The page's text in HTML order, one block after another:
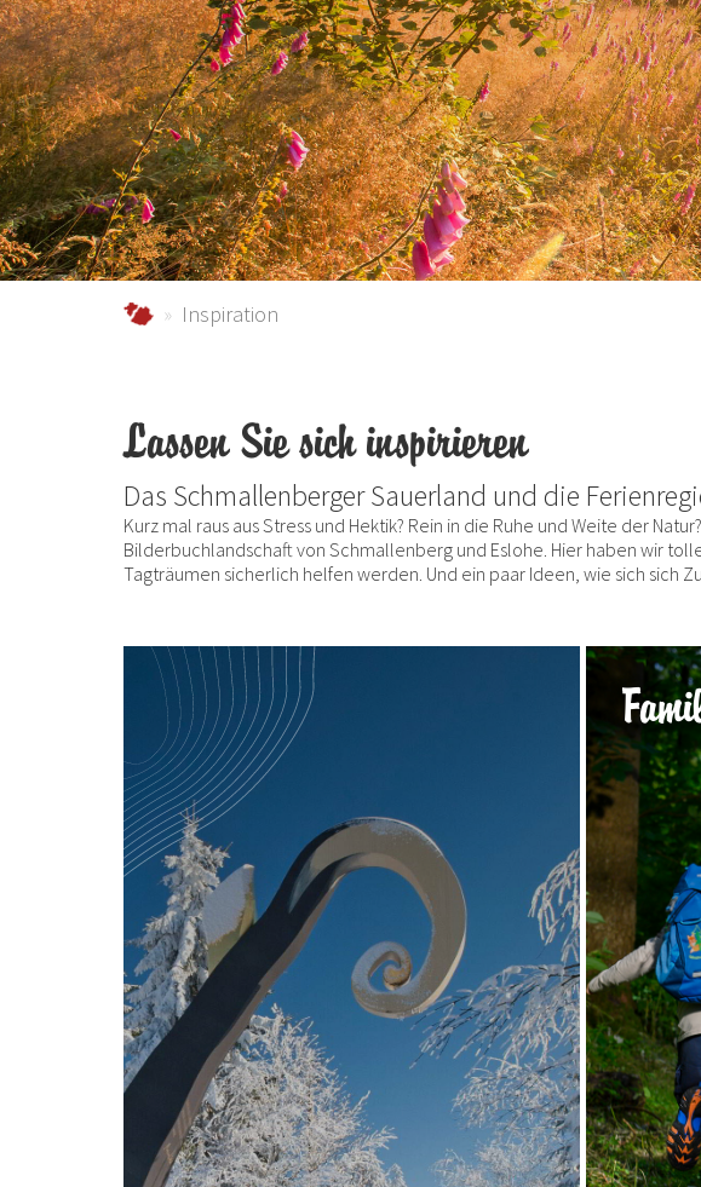
schmallenberger-sauerland.de
Inspiration
Lassen Sie sich inspirieren
Das Schmallenberger Sauerland und die
Kurz mal raus aus Stress und Hektik? Rein in die Ruhe und Weite der
Bilderbuchlandschaft von Schmallenberg und Eslohe. Hier haben wir
Tagträumen sicherlich helfen werden. Und ein paar Ideen, wie sich sich